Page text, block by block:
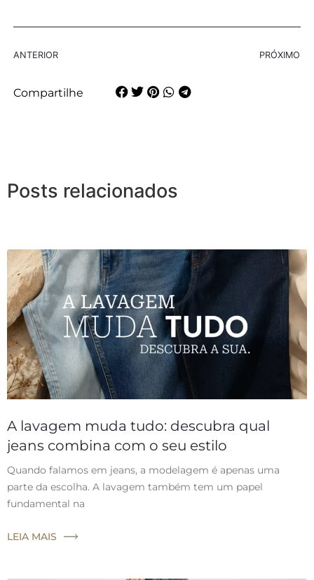
ANTERIOR PRÓXIMO
Compartilhe
Posts relacionados
A lavagem muda tudo: descubra qual
jeans combina com o seu estilo
Quando falamos em jeans, a modelagem é apenas uma
parte da escolha. A lavagem também tem um papel
fundamental na
LEIA MAIS